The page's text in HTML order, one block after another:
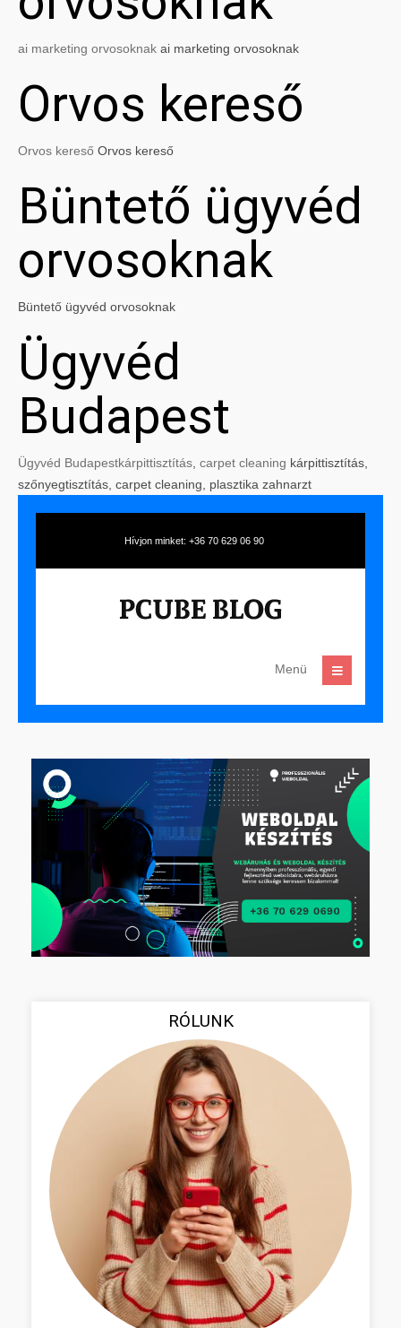
ai marketing orvosoknak ai marketing orvosoknak
Orvos kereső
Orvos kereső Orvos kereső
Büntető ügyvéd
orvosoknak
Büntető ügyvéd orvosoknak
Ügyvéd
Budapest
Ügyvéd Budapestkárpittisztítás carpet cleaning kárpittisztítás,
szőnyegtisztítás, carpet cleaning, plasztika zahnarzt
Hívjon minket: +36 70 629 06 90
Menü
RÓLUNK